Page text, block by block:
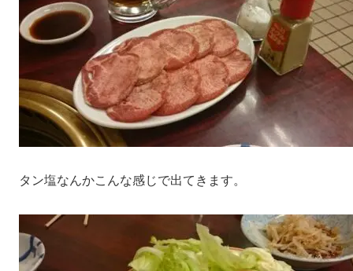
タン塩なんかこんな感じで出てきます。